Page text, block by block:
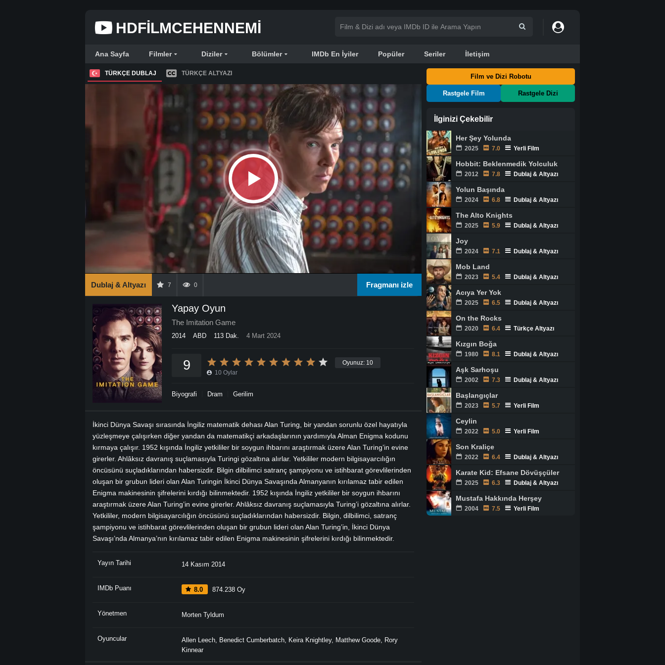
HDFILMCEHENNEMI
Ana Sayfa Filmler Diziler Bölümler IMDb En İyiler Popüler Seriler İletişim
TÜRKÇE DUBLAJ TÜRKÇE ALTYAZI
Dublaj & Altyazı 7 0 Fragmanı izle
Yapay Oyun
The Imitation Game
2014 ABD 113 Dak. 4 Mart 2024
Oyunuz: 10
9 10 Oylar
Biyografi Dram Gerilim
İkinci Dünya Savaşı sırasında İngiliz matematik dehası Alan Turing, bir yandan sorunlu özel hayatıyla
yüzleşmeye çalışırken diğer yandan da matematikçi arkadaşlarının yardımıyla Alman Enigma kodunu
kırmaya çalışır. 1952 kışında İngiliz yetkililer bir soygun ihbarını araştırmak üzere Alan Turing’in evine
girerler. Ahlâksız davranış suçlamasıyla Turingi gözaltına alırlar. Yetkililer modern bilgisayarcılığın
öncüsünü suçladıklarından habersizdir. Bilgin dilbilimci satranç şampiyonu ve istihbarat görevlilerinden
oluşan bir grubun lideri olan Alan Turingin İkinci Dünya Savaşında Almanyanın kırılamaz tabir edilen
Enigma makinesinin şifrelerini kırdığı bilinmektedir. 1952 kışında İngiliz yetkililer bir soygun ihbarını
araştırmak üzere Alan Turing’in evine girerler. Ahlâksız davranış suçlamasıyla Turing’i gözaltına alırlar.
Yetkililer, modern bilgisayarcılığın öncüsünü suçladıklarından habersizdir. Bilgin, dilbilimci, satranç
şampiyonu ve istihbarat görevlilerinden oluşan bir grubun lideri olan Alan Turing’in, İkinci Dünya
Savaşı’nda Almanya’nın kırılamaz tabir edilen Enigma makinesinin şifrelerini kırdığı bilinmektedir.
Yayın Tarihi 14 Kasım 2014
IMDb Puanı 8.0 874.238 Oy
Yönetmen Morten Tyldum
Oyuncular Allen Leech Benedict Cumberbatch Keira Knightley, Matthew Goode Rory
Kinnear
Film ve Dizi Robotu
Rastgele Film Rastgele Dizi
İlginizi Çekebilir
Her Şey Yolunda
2025 7.0 Yerli Film
Hobbit: Beklenmedik Yolculuk
2012 7.8 Dublaj & Altyazı
Yolun Başında
2024 6.8 Dublaj & Altyazı
The Alto Knights
2025 5.9 Dublaj & Altyazı
Joy
2024 7.1 Dublaj & Altyazı
Mob Land
2023 5.4 Dublaj & Altyazı
Acıya Yer Yok
2025 6.5 Dublaj & Altyazı
On the Rocks
2020 6.4 Türkçe Altyazı
Kızgın Boğa
1980 8.1 Dublaj & Altyazı
Aşk Sarhoşu
2002 7.3 Dublaj & Altyazı
Başlangıçlar
2023 5.7 Yerli Film
Ceylin
2022 5.0 Yerli Film
Son Kraliçe
2022 6.4 Dublaj & Altyazı
Karate Kid: Efsane Dövüşçüler
2025 6.3 Dublaj & Altyazı
Mustafa Hakkında Herşey
2004 7.5 Yerli Film